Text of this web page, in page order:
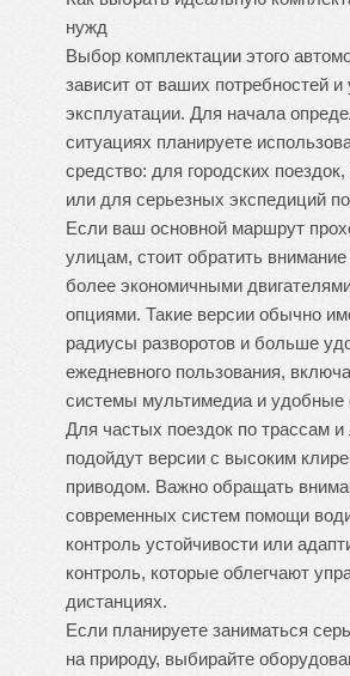
нужд
Выбор комплектации этого
зависит от ваших потребностей и
эксплуатации. Для начала
ситуациях планируете
средство: для городских
или для серьезных экспедиций
Если ваш основной маршрут
улицам, стоит обратить
более экономичными
опциями. Такие версии обычно
радиусы разворотов и больше
ежедневного пользования,
системы мультимедиа и удобные
Для частых поездок по трассам
подойдут версии с высоким
приводом. Важно обращать
современных систем помощи
контроль устойчивости или
контроль, которые облегчают
дистанциях.
Если планируете заниматься
на природу, выбирайте